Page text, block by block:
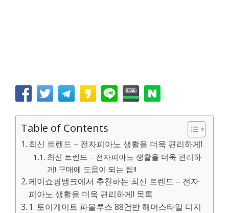
Table of Contents
최신 트렌드 – 전자피아노 생활을 더욱 편리하게!
최신 트렌드 – 전자피아노 생활을 더욱 편리하
게! 구매에 도움이 되는 팁!!
케이쇼핑뱅크에서 추천하는 최신 트렌드 – 전자
피아노 생활을 더욱 편리하게! 목록
1. 토이게이트 파울루스 88건반 해머스타일 디지